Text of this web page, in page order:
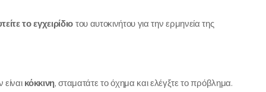
το εγχειρίδιο του αυτοκινήτου για την ερμηνεία της
είναικόκκινη, σταματάτε το όχημα και ελέγξτε το πρόβλημα.